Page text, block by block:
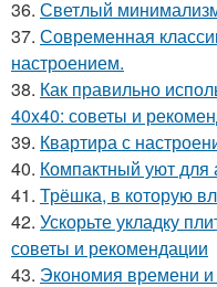
36. Светлый
37. Современная
настроением.
38. Как правильно
40x40: советы и
39. Квартира с
40. Компактный уют для
41. Трёшка, в которую
42. Ускорьте укладку
советы и рекомендации
43. Экономия времени и